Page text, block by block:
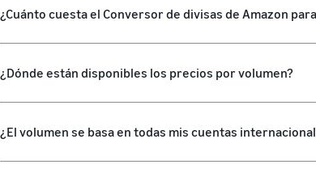
¿Cuánto cuesta el Conversor de divisas de Amazon
¿Dónde están disponibles los precios por volumen?
¿El volumen se basa en todas mis cuentas